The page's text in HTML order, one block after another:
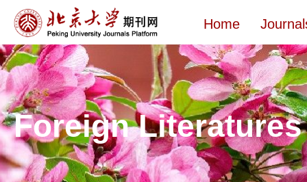
Home
Foreign Literatures